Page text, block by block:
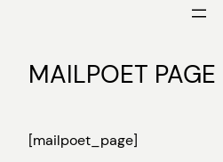
MAILPOET PAGE
[mailpoet_page]